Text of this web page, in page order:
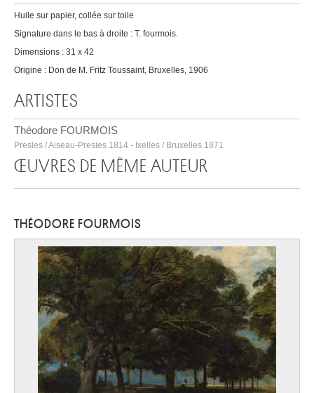
Huile sur papier, collée sur toile
Signature dans le bas à droite : T. fourmois.
Dimensions : 31 x 42
Origine : Don de M. Fritz Toussaint, Bruxelles, 1906
ARTISTES
Théodore FOURMOIS
Presles / Aiseau-Presles 1814 - Ixelles / Bruxelles 1871
ŒUVRES DE MÊME AUTEUR
THÉODORE FOURMOIS